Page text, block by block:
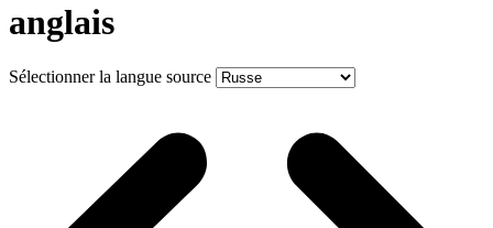
anglais
Sélectionner la langue source